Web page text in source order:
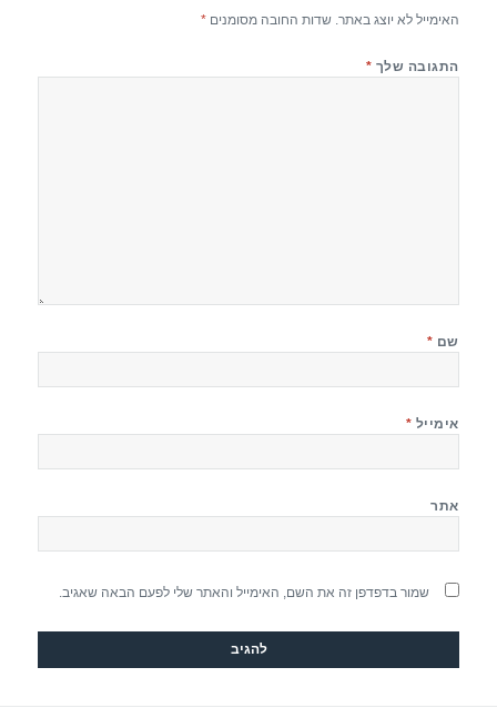
האימייל לא יוצג באתר. שדות החובה מסומנים*
התגובה שלך *
שם *
אימייל *
אתר
שמור בדפדפן זה את השם, האימייל והאתר שלי לפעם הבאה שאגיב.